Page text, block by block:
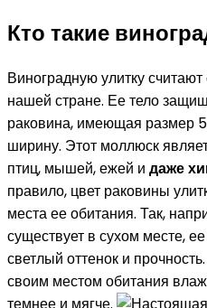
Кто такие
Виноградную улитку
нашей стране. Ее тело
раковина, имеющая размер 5
ширину. Этот моллюск
птиц, мышей, ежей и даже
правило, цвет раковины
места ее обитания. Так,
существует в сухом месте,
светлый оттенок и
своим местом обитания